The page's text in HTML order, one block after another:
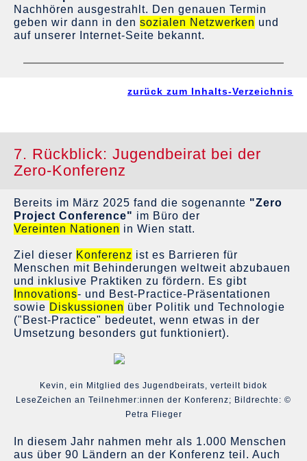
Nachhören ausgestrahlt. Den genauen Termin
geben wir dann in den sozialen Netzwerken und
auf unserer Internet-Seite bekannt.
zurück zum Inhalts-Verzeichnis
7. Rückblick: Jugendbeirat bei der
Zero-Konferenz
Bereits im März 2025 fand die sogenannte "Zero
Project Conference" im Büro der
Vereinten Nationen in Wien statt.
Ziel dieser Konferenz ist es Barrieren für
Menschen mit Behinderungen weltweit abzubauen
und inklusive Praktiken zu fördern. Es gibt
Innovations- und Best-Practice-Präsentationen
sowie Diskussionen über Politik und Technologie
("Best-Practice" bedeutet, wenn etwas in der
Umsetzung besonders gut funktioniert).
Kevin, ein Mitglied des Jugendbeirats, verteilt bidok
LeseZeichen an Teilnehmer:innen der Konferenz; Bildrechte: ©
Petra Flieger
In diesem Jahr nahmen mehr als 1.000 Menschen
aus über 90 Ländern an der Konferenz teil. Auch